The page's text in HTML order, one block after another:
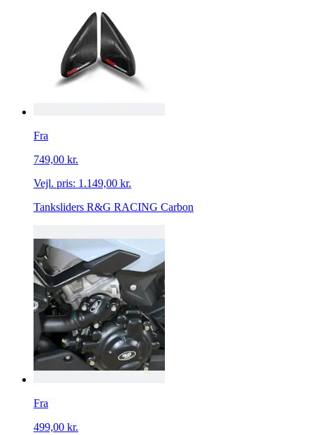
Fra
749,00 kr.
Vejl. pris: 1.149,00 kr.
Tanksliders R&G RACING Carbon
Fra
499,00 kr.